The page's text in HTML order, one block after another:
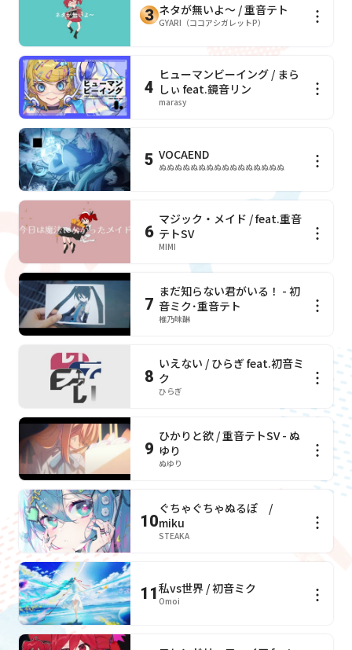
ネタが無いよ～ / 重音テト
GYARI（ココアシガレットP）
4
ヒューマンビーイング / まら
しぃ feat.鏡音リン
marasy
5 VOCAEND
ぬぬぬぬぬぬぬぬぬぬぬぬぬぬぬぬ
6
マジック・メイド / feat.重音
テトSV
MIMI
7
まだ知らない君がいる！ - 初
音ミク･重音テト
椎乃味醂
8
いえない / ひらぎ feat.初音ミ
ク
ひらぎ
9
ひかりと欲 / 重音テトSV - ぬ
ゆり
ぬゆり
10
ぐちゃぐちゃぬるぽ /
miku
STEAKA
11私vs世界 / 初音ミク
Omoi